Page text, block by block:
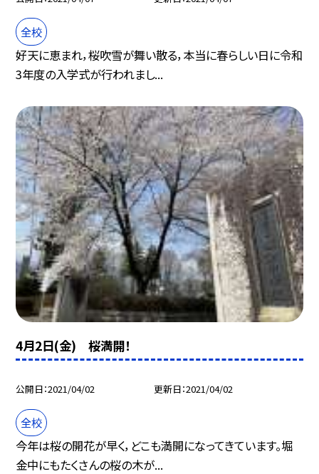
全校
好天に恵まれ，桜吹雪が舞い散る，本当に春らしい日に令和
3年度の入学式が行われまし...
4月2日(金) 桜満開！
公開日 2021/04/02 更新日 2021/04/02
全校
今年は桜の開花が早く，どこも満開になってきています。堀
金中にもたくさんの桜の木が...